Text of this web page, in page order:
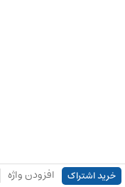
خرید اشتراک افزودن واژه